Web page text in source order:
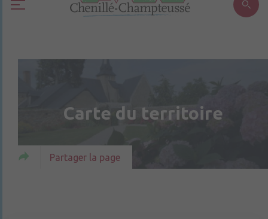
Carte du territoire
Partager la page